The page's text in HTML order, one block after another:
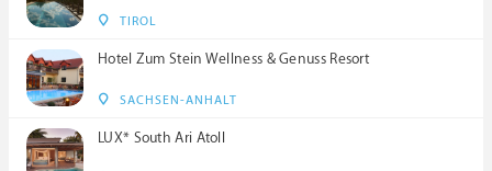
TIROL
Hotel Zum Stein Wellness & Genuss Resort
SACHSEN-ANHALT
LUX* South Ari Atoll